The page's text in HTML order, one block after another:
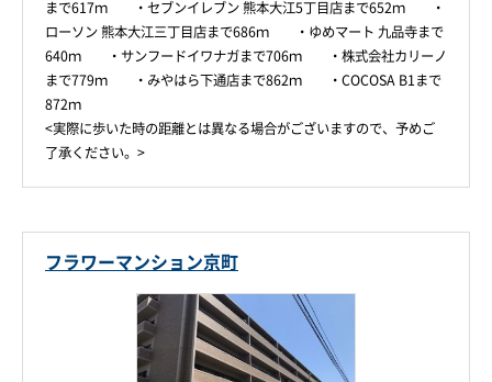
まで617ｍ ・セブンイレブン 熊本大江5丁目店まで652ｍ ・
ローソン 熊本大江三丁目店まで686ｍ ・ゆめマート 九品寺まで
640ｍ ・サンフードイワナガまで706ｍ ・株式会社カリーノ
まで779ｍ ・みやはら下通店まで862ｍ ・COCOSA B1まで
872ｍ
<実際に歩いた時の距離とは異なる場合がございますので、予めご
了承ください。>
フラワーマンション京町